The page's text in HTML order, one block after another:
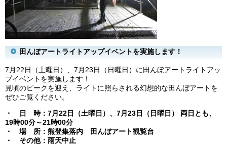
田んぼアートライトアップイベントを実施します！
7月22日（土曜日）、7月23日（日曜日）に田んぼアートライトアッ
プイベントを実施します！
見頃のピークを迎え、ライトに照らされる幻想的な田んぼアートを
ぜひご覧ください。
・ 日 時：7月22日（土曜日）、7月23日（日曜日） 両日とも、
19時00分～21時00分
・ 場 所：熊登集落内 田んぼアート観覧台
・ その他：雨天中止